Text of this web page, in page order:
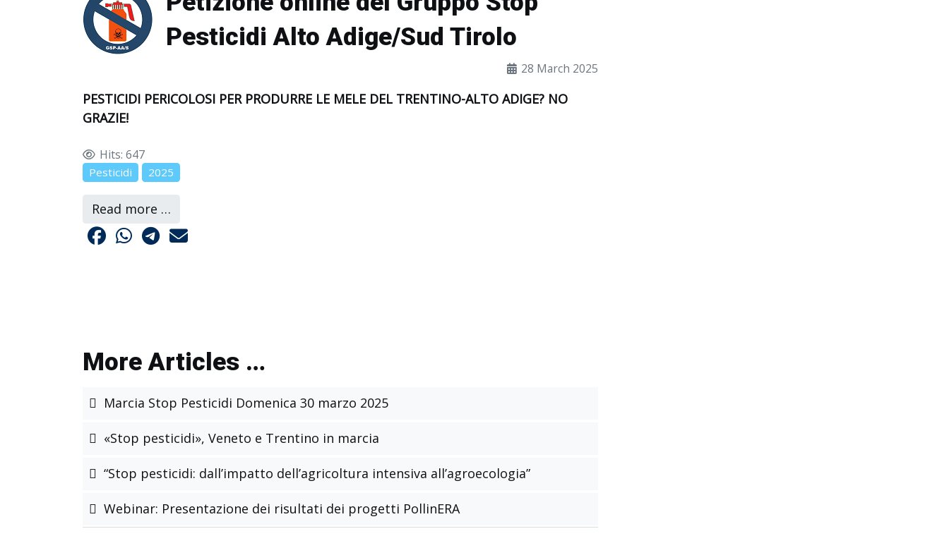
Pesticidi Alto Adige/Sud Tirolo
28 March 2025
PESTICIDI PERICOLOSI PER PRODURRE LE MELE DEL TRENTINO-ALTO ADIGE? NO
GRAZIE!
Hits: 647
Pesticidi 2025
Read more …
More Articles …
Marcia Stop Pesticidi Domenica 30 marzo 2025
«Stop pesticidi», Veneto e Trentino in marcia
“Stop pesticidi: dall’impatto dell’agricoltura intensiva all’agroecologia”
Webinar: Presentazione dei risultati dei progetti PollinERA